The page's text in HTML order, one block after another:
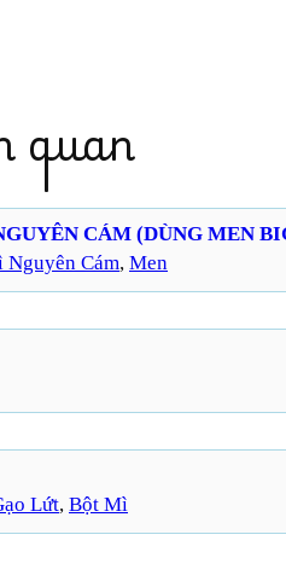
CÁM (DÙNG MEN
Nguyên Cám, Men
Lứt, Bột Mì